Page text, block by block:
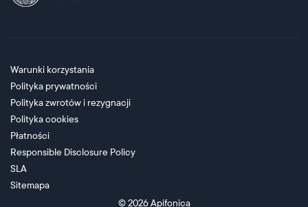
© 2026Apifonica
Warunki korzystania
Polityka prywatności
Polityka zwrotów i rezygnacji
Polityka cookies
Płatności
Responsible Disclosure Policy
SLA
Sitemapa